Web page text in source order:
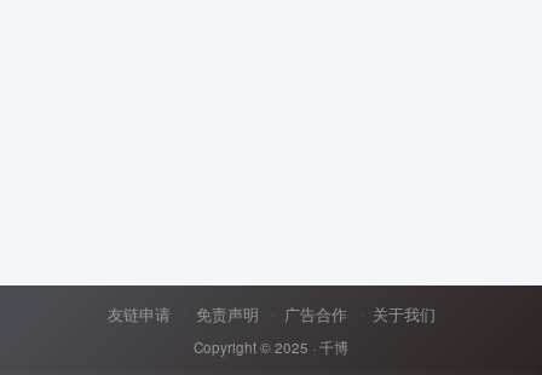
友链申请 免责声明 广告合作 关于我们
Copyright © 2025 · 千博